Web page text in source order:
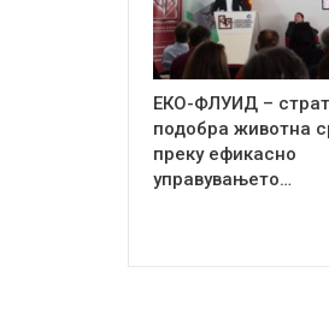
ЕКО-ФЛУИД –
подобра животна
преку ефикасно
управувањето…